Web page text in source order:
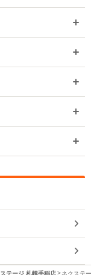
テージ 札幌手稲店 ネクステ